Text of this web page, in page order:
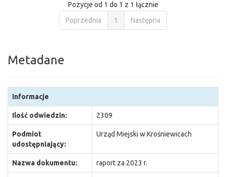
Pozycje od 1 do 1 z 1 łącznie
Poprzednia
1 Następna
Metadane
Informacje
Ilość odwiedzin: 2309
Podmiot
udostępniający:
Urząd Miejski w Krośniewicach
Nazwa dokumentu: raport za 2023 r.